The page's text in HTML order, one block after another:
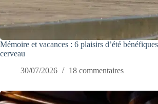
Mémoire et vacances : 6 plaisirs d’été
cerveau
30/07/2026
18 commentaires